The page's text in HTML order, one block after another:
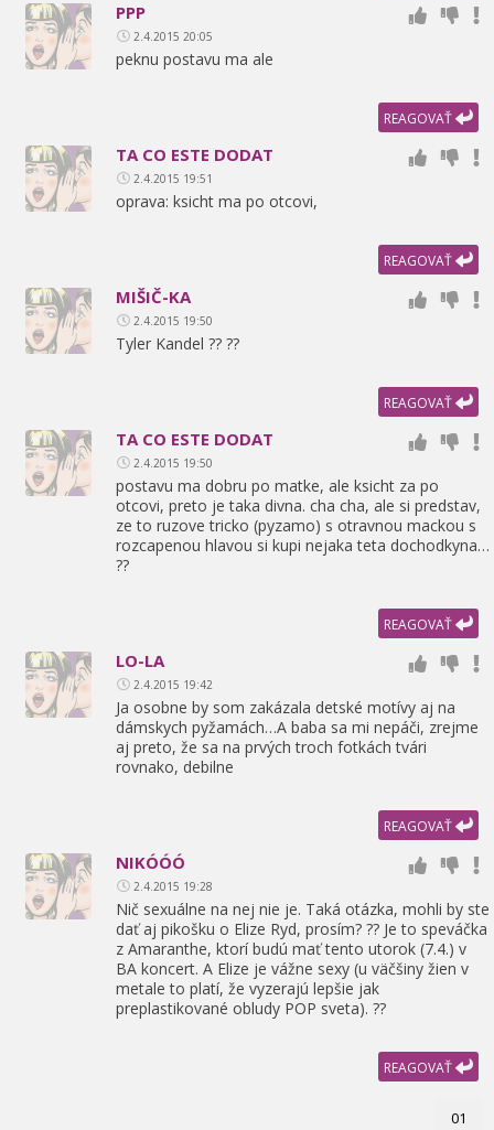
PPP
2.4.2015 20:05
peknu postavu ma ale
REAGOVAŤ
TA CO ESTE DODAT
2.4.2015 19:51
oprava: ksicht ma po otcovi,
REAGOVAŤ
MIŠIČ-KA
2.4.2015 19:50
Tyler Kandel ?? ??
REAGOVAŤ
TA CO ESTE DODAT
2.4.2015 19:50
postavu ma dobru po matke, ale ksicht za po
otcovi, preto je taka divna. cha cha, ale si predstav,
ze to ruzove tricko (pyzamo) s otravnou mackou s
rozcapenou hlavou si kupi nejaka teta dochodkyna…
??
REAGOVAŤ
LO-LA
2.4.2015 19:42
Ja osobne by som zakázala detské motívy aj na
dámskych pyžamách…A baba sa mi nepáči, zrejme
aj preto, že sa na prvých troch fotkách tvári
rovnako, debilne
REAGOVAŤ
NIKÓÓÓ
2.4.2015 19:28
Nič sexuálne na nej nie je. Taká otázka, mohli by ste
dať aj pikošku o Elize Ryd, prosím? ?? Je to speváčka
z Amaranthe, ktorí budú mať tento utorok (7.4.) v
BA koncert. A Elize je vážne sexy (u väčšiny žien v
metale to platí, že vyzerajú lepšie jak
preplastikované obludy POP sveta). ??
REAGOVAŤ
01